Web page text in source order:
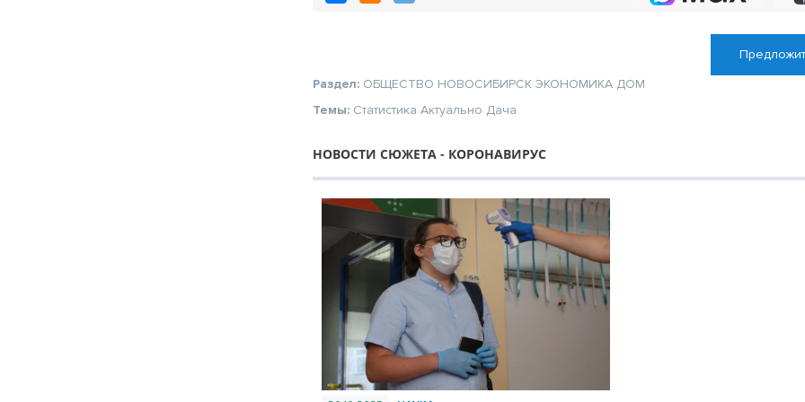
Раздел: ОБЩЕСТВО НОВОСИБИРСК ЭКОНОМИКА ДОМ
Темы: Статистика Актуально Дача
НОВОСТИ СЮЖЕТА - КОРОНАВИРУС